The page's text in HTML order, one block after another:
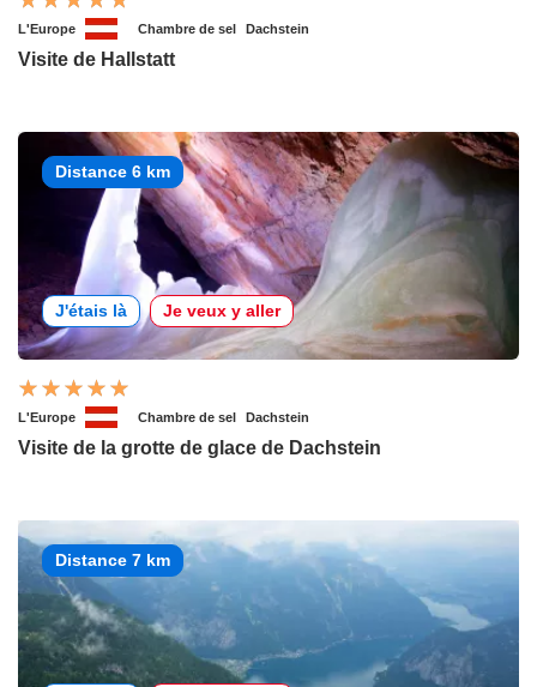
L'Europe Chambre de sel Dachstein
Visite de Hallstatt
Distance 6 km
J'étais là Je veux y aller
L'Europe Chambre de sel Dachstein
Visite de la grotte de glace de Dachstein
Distance 7 km